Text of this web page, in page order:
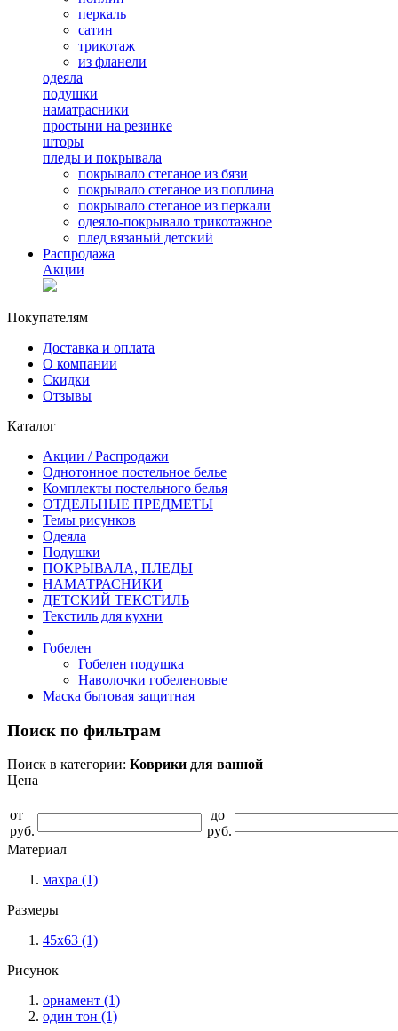
перкаль
сатин
трикотаж
из фланели
одеяла
подушки
наматрасники
простыни на резинке
шторы
пледы и покрывала
покрывало стеганое из бязи
покрывало стеганое из поплина
покрывало стеганое из перкали
одеяло-покрывало трикотажное
плед вязаный детский
Распродажа
Акции
Покупателям
Доставка и оплата
О компании
Скидки
Отзывы
Каталог
Акции / Распродажи
Однотонное постельное белье
Комплекты постельного белья
ОТДЕЛЬНЫЕ ПРЕДМЕТЫ
Темы рисунков
Одеяла
Подушки
ПОКРЫВАЛА, ПЛЕДЫ
НАМАТРАСНИКИ
ДЕТСКИЙ ТЕКСТИЛЬ
Текстиль для кухни
Гобелен
Гобелен подушка
Наволочки гобеленовые
Маска бытовая защитная
Поиск по фильтрам
Поиск в категории: Коврики для ванной
Цена
от
руб.
до
руб.
Материал
махра (1)
Размеры
45х63 (1)
Рисунок
орнамент (1)
один тон (1)